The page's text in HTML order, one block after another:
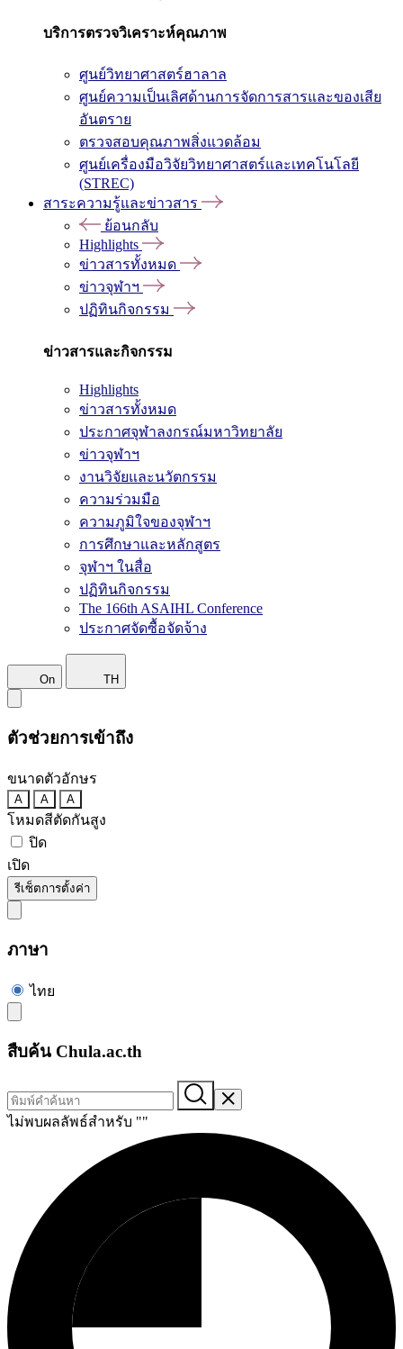
บริการตรวจวิเคราะห์คุณภาพ
ศูนย์วิทยาศาสตร์ฮาลาล
ศูนย์ความเป็นเลิศด้านการจัดการสารและของเสีย
อันตราย
ตรวจสอบคุณภาพสิ่งแวดล้อม
ศูนย์เครื่องมือวิจัยวิทยาศาสตร์และเทคโนโลยี
(STREC)
สาระความรู้และข่าวสาร
ย้อนกลับ
Highlights
ข่าวสารทั้งหมด
ข่าวจุฬาฯ
ปฏิทินกิจกรรม
ข่าวสารและกิจกรรม
Highlights
ข่าวสารทั้งหมด
ประกาศจุฬาลงกรณ์มหาวิทยาลัย
ข่าวจุฬาฯ
งานวิจัยและนวัตกรรม
ความร่วมมือ
ความภูมิใจของจุฬาฯ
การศึกษาและหลักสูตร
จุฬาฯ ในสื่อ
ปฏิทินกิจกรรม
The 166th ASAIHL Conference
ประกาศจัดซื้อจัดจ้าง
On TH
ตัวช่วยการเข้าถึง
ขนาดตัวอักษร
A A A
โหมดสีตัดกันสูง
ปิด
เปิด
รีเซ็ตการตั้งค่า
ภาษา
ไทย
สืบค้น Chula.ac.th
ไม่พบผลลัพธ์สำหรับ ""